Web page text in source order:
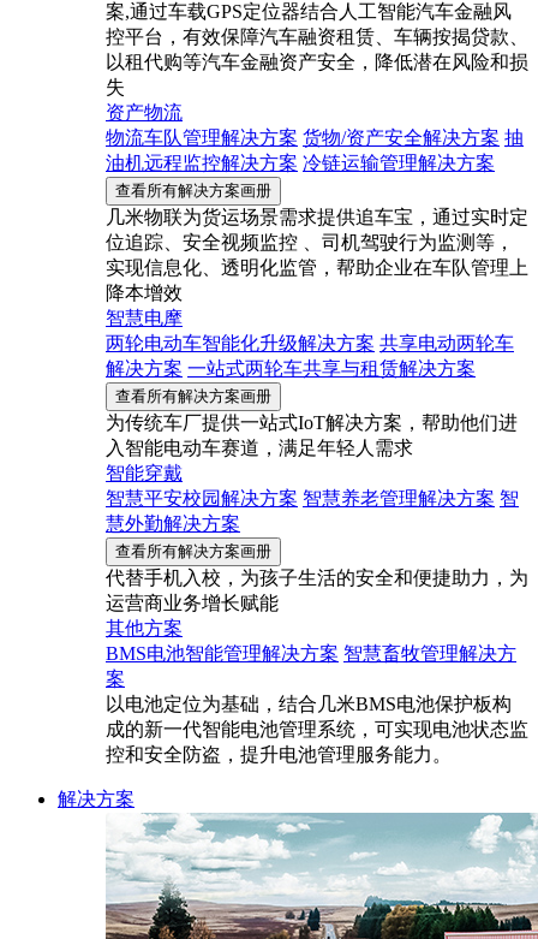
案,通过车载GPS定位器结合人工智能汽车金融风
控平台，有效保障汽车融资租赁、车辆按揭贷款、
以租代购等汽车金融资产安全，降低潜在风险和损
失
资产物流
物流车队管理解决方案 货物/资产安全解决方案 抽
油机远程监控解决方案 冷链运输管理解决方案
查看所有解决方案画册
几米物联为货运场景需求提供追车宝，通过实时定
位追踪、安全视频监控 、司机驾驶行为监测等，
实现信息化、透明化监管，帮助企业在车队管理上
降本增效
智慧电摩
两轮电动车智能化升级解决方案 共享电动两轮车
解决方案 一站式两轮车共享与租赁解决方案
查看所有解决方案画册
为传统车厂提供一站式IoT解决方案，帮助他们进
入智能电动车赛道，满足年轻人需求
智能穿戴
智慧平安校园解决方案 智慧养老管理解决方案 智
慧外勤解决方案
查看所有解决方案画册
代替手机入校，为孩子生活的安全和便捷助力，为
运营商业务增长赋能
其他方案
BMS电池智能管理解决方案 智慧畜牧管理解决方
案
以电池定位为基础，结合几米BMS电池保护板构
成的新一代智能电池管理系统，可实现电池状态监
控和安全防盗，提升电池管理服务能力。
解决方案